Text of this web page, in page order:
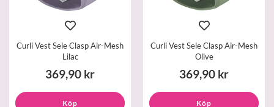
Curli Vest Sele Clasp Air-Mesh
Lilac
369,90 kr
Köp
Curli Vest Sele Clasp Air-Mesh
Olive
369,90 kr
Köp